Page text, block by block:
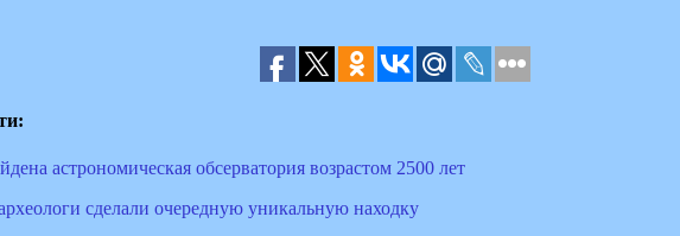
астрономическая обсерватория возрастом 2500 лет
сделали очередную уникальную находку